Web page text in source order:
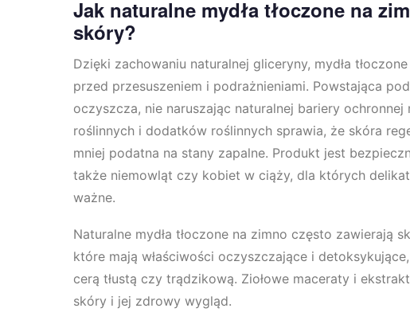
Jak naturalne mydła tłoczone na
skóry?
Dzięki zachowaniu naturalnej gliceryny, mydła
przed przesuszeniem i podrażnieniami. Powstająca
oczyszcza, nie naruszając naturalnej bariery
roślinnych i dodatków roślinnych sprawia, że skóra
mniej podatna na stany zapalne. Produkt jest
także niemowląt czy kobiet w ciąży, dla których
ważne.
Naturalne mydła tłoczone na zimno często zawierają
które mają właściwości oczyszczające i
cerą tłustą czy trądzikową. Ziołowe maceraty i
skóry i jej zdrowy wygląd.